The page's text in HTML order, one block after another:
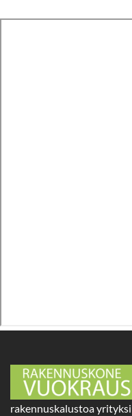
rakennuskalustoa